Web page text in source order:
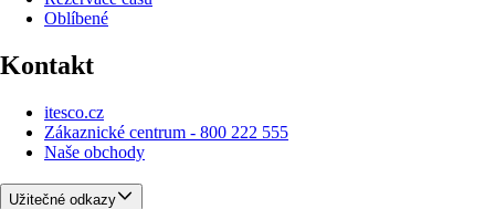
Oblíbené
Kontakt
itesco.cz
Zákaznické centrum - 800 222 555
Naše obchody
Užitečné odkazy